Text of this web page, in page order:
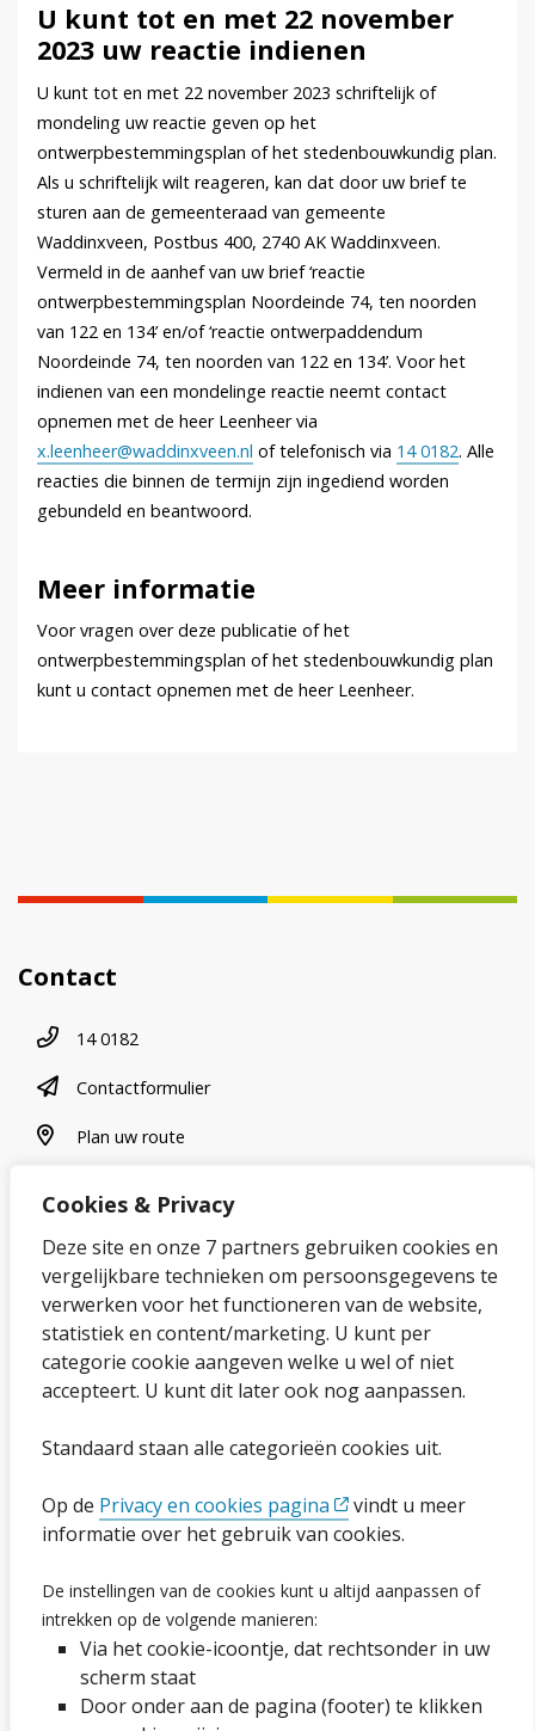
Cookies & Privacy
Deze site en onze 7 partners gebruiken cookies en
vergelijkbare technieken om persoonsgegevens te
verwerken voor het functioneren van de website,
statistiek en content/marketing. U kunt per
categorie cookie aangeven welke u wel of niet
accepteert. U kunt dit later ook nog aanpassen.
Standaard staan alle categorieën cookies uit.
Op de Privacy en cookies pagina
vindt u meer
informatie over het gebruik van cookies.
De instellingen van de cookies kunt u altijd aanpassen of
intrekken op de volgende manieren:
Via het cookie-icoontje, dat rechtsonder in uw
scherm staat
Door onder aan de pagina (footer) te klikken
U kunt tot en met 22 november
2023 uw reactie indienen
U kunt tot en met 22 november 2023 schriftelijk of
mondeling uw reactie geven op het
ontwerpbestemmingsplan of het stedenbouwkundig plan.
Als u schriftelijk wilt reageren, kan dat door uw brief te
sturen aan de gemeenteraad van gemeente
Waddinxveen, Postbus 400, 2740 AK Waddinxveen.
Vermeld in de aanhef van uw brief ‘reactie
ontwerpbestemmingsplan Noordeinde 74, ten noorden
van 122 en 134’ en/of ‘reactie ontwerpaddendum
Noordeinde 74, ten noorden van 122 en 134’. Voor het
indienen van een mondelinge reactie neemt contact
opnemen met de heer Leenheer via
x.leenheer@waddinxveen.nl of telefonisch via 14 0182. Alle
reacties die binnen de termijn zijn ingediend worden
gebundeld en beantwoord.
Meer informatie
Voor vragen over deze publicatie of het
ontwerpbestemmingsplan of het stedenbouwkundig plan
kunt u contact opnemen met de heer Leenheer.
Contact
Telefoonnummer
14 0182
contactformulier
Contactformulier
plan uw route
Plan uw route
Over onze website
Sitemap
Privacybeleid en cookies
Cookies wijzigen
Ga naar de pagina
Proclaimer en copyright
Webarchief